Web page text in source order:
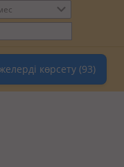
көрсету (93)